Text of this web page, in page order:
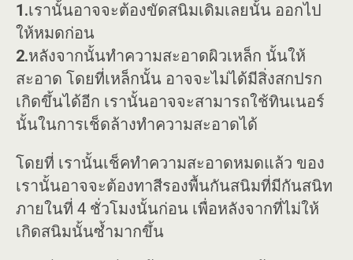
1.เรานั้นอาจจะต้องขัดสนิมเดิมเลยนั้น ออกไป
ให้หมดก่อน
2.หลังจากนั้นทำความสะอาดผิวเหล็ก นั้นให้
สะอาด โดยที่เหล็กนั้น อาจจะไม่ได้มีสิ่งสกปรก
เกิดขึ้นได้อีก เรานั้นอาจจะสามารถใช้ทินเนอร์
นั้นในการเช็ดล้างทำความสะอาดได้
โดยที่ เรานั้นเช็คทำความสะอาดหมดแล้ว ของ
เรานั้นอาจจะต้องทาสีรองพื้นกันสนิมที่มีกันสนิท
ภายในที่ 4 ชั่วโมงนั้นก่อน เพื่อหลังจากที่ไม่ให้
เกิดสนิมนั้นซ้ำมากขึ้น